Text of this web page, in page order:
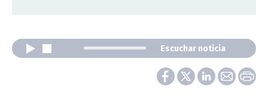
Escuchar noticia